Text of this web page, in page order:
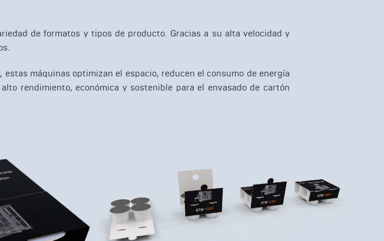
de formatos y tipos de producto. Gracias a su alta velocidad y
máquinas optimizan el espacio, reducen el consumo de energía
rendimiento, económica y sostenible para el envasado de cartón